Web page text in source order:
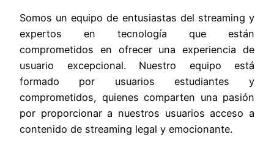
Somos un equipo de entusiastas del streaming y
expertos en tecnología que están
comprometidos en ofrecer una experiencia de
usuario excepcional. Nuestro equipo está
formado por usuarios estudiantes y
comprometidos, quienes comparten una pasión
por proporcionar a nuestros usuarios acceso a
contenido de streaming legal y emocionante.